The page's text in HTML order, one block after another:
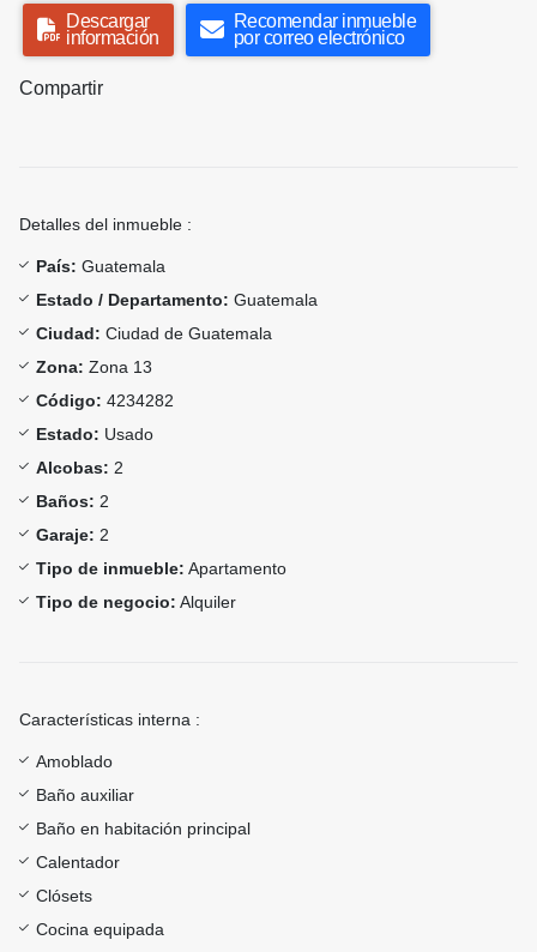
Descargar
información
Recomendar inmueble
por correo electrónico
Compartir
Detalles del inmueble :
País: Guatemala
Estado / Departamento: Guatemala
Ciudad: Ciudad de Guatemala
Zona: Zona 13
Código: 4234282
Estado: Usado
Alcobas: 2
Baños: 2
Garaje: 2
Tipo de inmueble: Apartamento
Tipo de negocio: Alquiler
Características interna :
Amoblado
Baño auxiliar
Baño en habitación principal
Calentador
Clósets
Cocina equipada